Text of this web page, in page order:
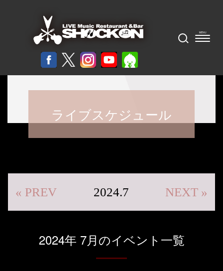
ライブスケジュール
« PREV 2024.7 NEXT »
2024年 7月のイベント一覧